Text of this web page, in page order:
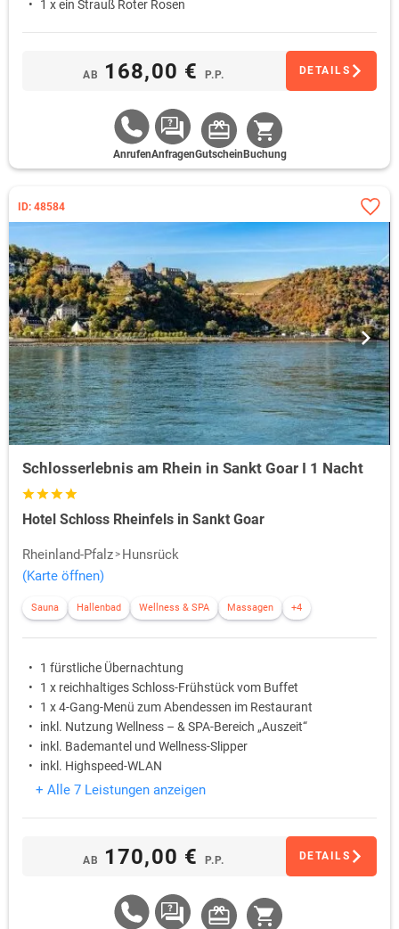
Hochzeitstag lässt sich die Gutschein-Bestellung ebenso umsetzen.
Der Gutschein zur Wochenendreise kommt sofort per E-Mail. Einen
zu schenken, kommt bei jeder Altersklasse gut
1 x ein Strauß Roter Rosen
AB 168,00 € P.P. DETAILS
AnrufenAnfragenGutschein Buchung
ID: 48584
Schlosserlebnis am Rhein in Sankt Goar I 1 Nacht
Hotel Schloss Rheinfels in Sankt Goar
Rheinland-Pfalz
Hunsrück
(Karte öffnen)
Sauna Hallenbad Wellness & SPA Massagen +4
1 fürstliche Übernachtung
1 x reichhaltiges Schloss-Frühstück vom Buffet
1 x 4-Gang-Menü zum Abendessen im Restaurant
inkl. Nutzung Wellness – & SPA-Bereich „Auszeit“
inkl. Bademantel und Wellness-Slipper
inkl. Highspeed-WLAN
+ Alle 7 Leistungen anzeigen
AB 170,00 € P.P. DETAILS